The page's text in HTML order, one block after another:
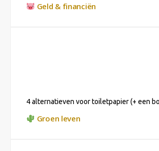
Geld & financiën
4 alternatieven voor toiletpapier (+ een
Groen leven